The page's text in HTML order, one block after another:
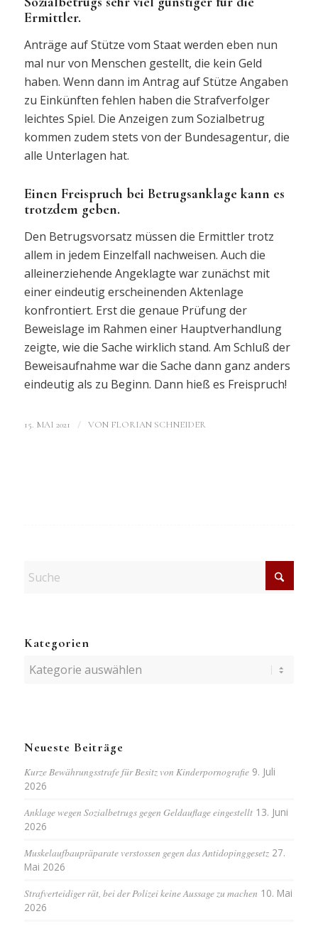
Ermittler.
Anträge auf Stütze vom Staat werden eben nun
mal nur von Menschen gestellt, die kein Geld
haben. Wenn dann im Antrag auf Stütze Angaben
zu Einkünften fehlen haben die Strafverfolger
leichtes Spiel. Die Anzeigen zum Sozialbetrug
kommen zudem stets von der Bundesagentur, die
alle Unterlagen hat.
Einen Freispruch bei Betrugsanklage kann es
trotzdem geben.
Den Betrugsvorsatz müssen die Ermittler trotz
allem in jedem Einzelfall nachweisen. Auch die
alleinerziehende Angeklagte war zunächst mit
einer eindeutig erscheinenden Aktenlage
konfrontiert. Erst die genaue Prüfung der
Beweislage im Rahmen einer Hauptverhandlung
zeigte, wie die Sache wirklich stand. Am Schluß der
Beweisaufnahme war die Sache dann ganz anders
eindeutig als zu Beginn. Dann hieß es Freispruch!
15. MAI 2021 / VON FLORIAN SCHNEIDER
Kategorien
Kategorien
Neueste Beiträge
Kurze Bewährungsstrafe für Besitz von Kinderpornografie 9. Juli
2026
Anklage wegen Sozialbetrugs gegen Geldauflage eingestellt 13. Juni
2026
Muskelaufbaupräparate verstossen gegen das Antidopinggesetz 27.
Mai 2026
Strafverteidiger rät, bei der Polizei keine Aussage zu machen 10. Mai
2026